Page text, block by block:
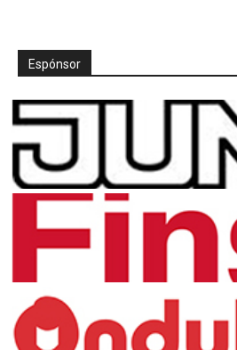
Espónsor